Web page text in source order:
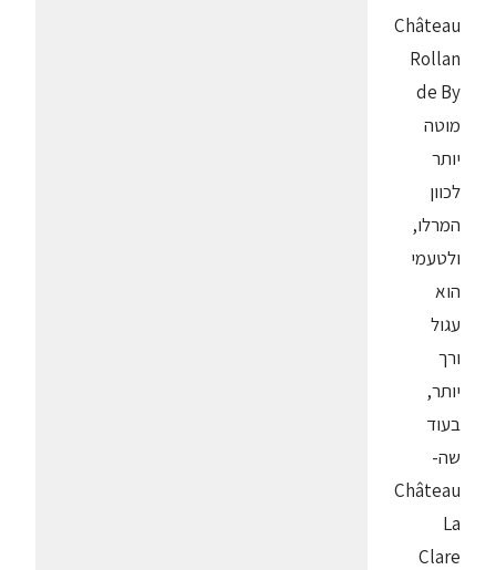
Château
Rollan
de By
מוטה
יותר
לכוון
המרלו,
ולטעמי
הוא
עגול
ורך
יותר,
בעוד
שה-
Château
La
Clare